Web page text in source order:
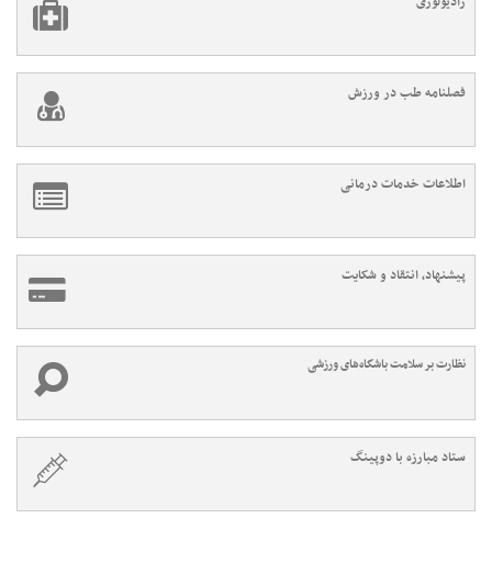
فصلنامه طب در ورزش
اطلاعات خدمات درمانی
پیشنهاد، انتقاد و شکایت
نظارت بر سلامت باشگاه‌های ورزشی
ستاد مبارزه با دوپینگ